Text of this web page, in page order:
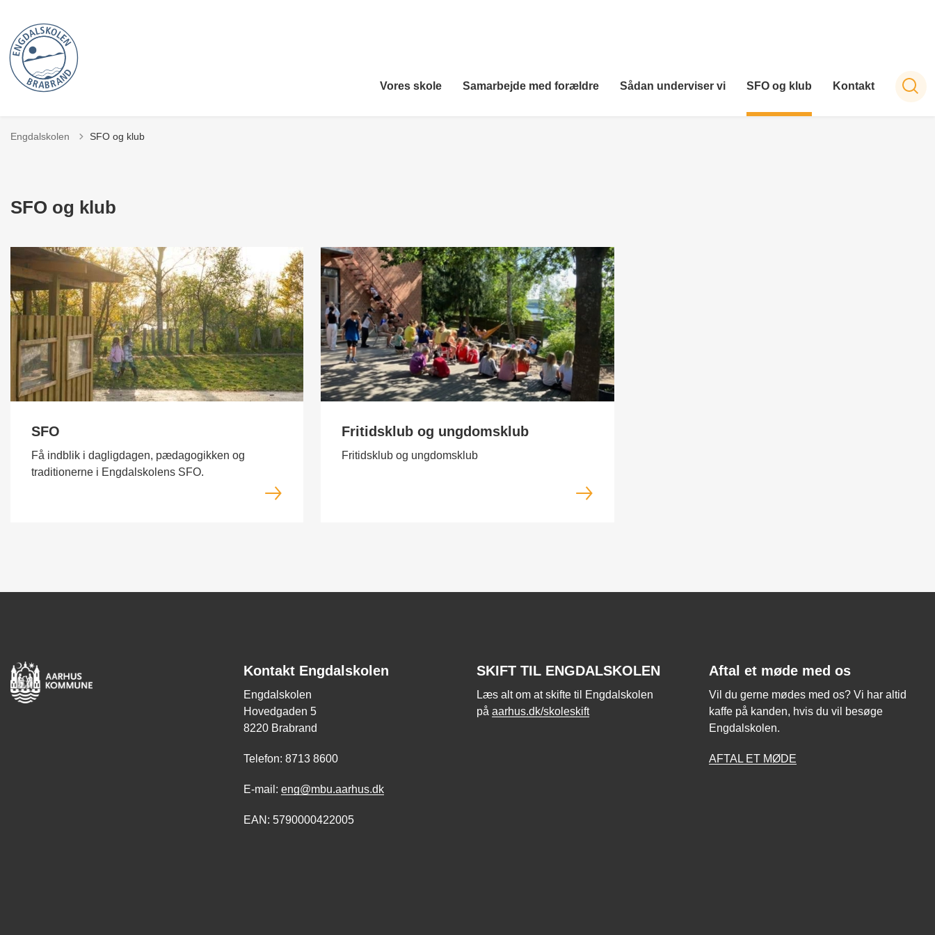
Vores skole Samarbejde med forældre Sådan underviser vi SFO og klub Kontakt
Engdalskolen SFO og klub
SFO og klub
SFO
Få indblik i dagligdagen, pædagogikken og
traditionerne i Engdalskolens SFO.
Fritidsklub og ungdomsklub
Fritidsklub og ungdomsklub
Kontakt Engdalskolen
Engdalskolen
Hovedgaden 5
8220 Brabrand
Telefon: 8713 8600
E-mail: eng@mbu.aarhus.dk
EAN: 5790000422005
SKIFT TIL ENGDALSKOLEN
Læs alt om at skifte til Engdalskolen
på aarhus.dk/skoleskift
Aftal et møde med os
Vil du gerne mødes med os? Vi har altid
kaffe på kanden, hvis du vil besøge
Engdalskolen.
AFTAL ET MØDE